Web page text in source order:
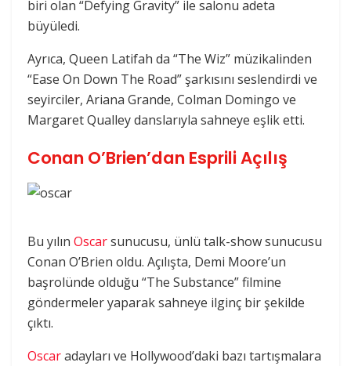
biri olan “Defying Gravity” ile salonu adeta
büyüledi.
Ayrıca, Queen Latifah da “The Wiz” müzikalinden
“Ease On Down The Road” şarkısını seslendirdi ve
seyirciler, Ariana Grande, Colman Domingo ve
Margaret Qualley danslarıyla sahneye eşlik etti.
Conan O’Brien’dan Esprili Açılış
Bu yılın Oscarsunucusu, ünlü talk-show sunucusu
Conan O’Brien oldu. Açılışta, Demi Moore’un
başrolünde olduğu “The Substance” filmine
göndermeler yaparak sahneye ilginç bir şekilde
çıktı.
Oscaradayları ve Hollywood’daki bazı tartışmalara